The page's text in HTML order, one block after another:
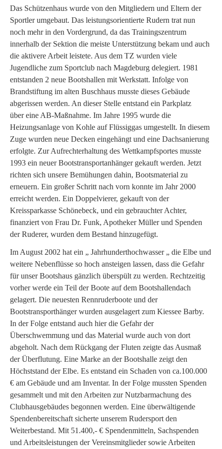
Das Schützenhaus wurde von den Mitgliedern und Eltern der
Sportler umgebaut. Das leistungsorientierte Rudern trat nun
noch mehr in den Vordergrund, da das Trainingszentrum
innerhalb der Sektion die meiste Unterstützung bekam und auch
die aktivere Arbeit leistete. Aus dem TZ wurden viele
Jugendliche zum Sportclub nach Magdeburg delegiert. 1981
entstanden 2 neue Bootshallen mit Werkstatt. Infolge von
Brandstiftung im alten Buschhaus musste dieses Gebäude
abgerissen werden. An dieser Stelle entstand ein Parkplatz
über eine AB-Maßnahme. Im Jahre 1995 wurde die
Heizungsanlage von Kohle auf Flüssiggas umgestellt. In diesem
Zuge wurden neue Decken eingehängt und eine Dachsanierung
erfolgte. Zur Aufrechterhaltung des Wettkampfsportes musste
1993 ein neuer Bootstransportanhänger gekauft werden. Jetzt
richten sich unsere Bemühungen dahin, Bootsmaterial zu
erneuern. Ein großer Schritt nach vorn konnte im Jahr 2000
erreicht werden. Ein Doppelvierer, gekauft von der
Kreissparkasse Schönebeck, und ein gebrauchter Achter,
finanziert von Frau Dr. Funk, Apotheker Müller und Spenden
der Ruderer, wurden dem Bestand hinzugefügt.
Im August 2002 hat ein „ Jahrhunderthochwasser „ die Elbe und
weitere Nebenflüsse so hoch ansteigen lassen, dass die Gefahr
für unser Bootshaus gänzlich überspült zu werden. Rechtzeitig
vorher werde ein Teil der Boote auf dem Bootshallendach
gelagert. Die neuesten Rennruderboote und der
Bootstransporthänger wurden ausgelagert zum Kiessee Barby.
In der Folge entstand auch hier die Gefahr der
Überschwemmung und das Material wurde auch von dort
abgeholt. Nach dem Rückgang der Fluten zeigte das Ausmaß
der Überflutung. Eine Marke an der Bootshalle zeigt den
Höchststand der Elbe. Es entstand ein Schaden von ca.100.000
€ am Gebäude und am Inventar. In der Folge mussten Spenden
gesammelt und mit den Arbeiten zur Nutzbarmachung des
Clubhausgebäudes begonnen werden. Eine überwältigende
Spendenbereitschaft sicherte unserem Rudersport den
Weiterbestand. Mit 51.400,- € Spendenmitteln, Sachspenden
und Arbeitsleistungen der Vereinsmitglieder sowie Arbeiten